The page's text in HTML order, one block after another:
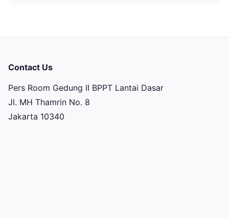
Contact Us
Pers Room Gedung II BPPT Lantai Dasar
Jl. MH Thamrin No. 8
Jakarta 10340